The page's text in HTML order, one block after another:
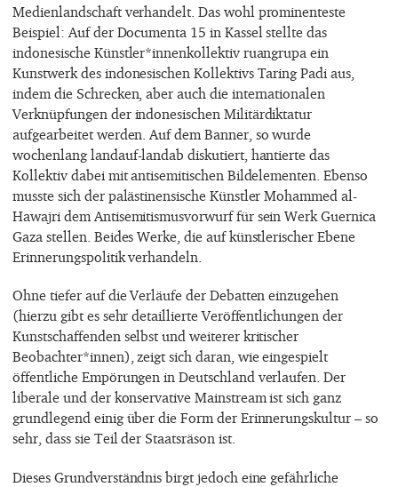
Medienlandschaft verhandelt.Das wohl prominenteste
Beispiel: Auf der Documenta 15 in Kassel stellte das
indonesische Künstler*innenkollektiv ruangrupa ein
Kunstwerk des indonesischen Kollektivs Taring Padi aus,
indem die Schrecken, aber auch die internationalen
Verknüpfungen der indonesischen Militärdiktatur
aufgearbeitet werden. Auf dem Banner, so wurde
wochenlang landauf-landab diskutiert, hantierte das
Kollektiv dabei mit antisemitischen Bildelementen. Ebenso
musste sich der palästinensische Künstler Mohammed al-
Hawajri dem Antisemitismusvorwurf für sein Werk Guernica
Gaza stellen. Beides Werke, die auf künstlerischer Ebene
Erinnerungspolitik verhandeln.
Ohne tiefer auf die Verläufe der Debatten einzugehen
(hierzu gibt es sehr detaillierte Veröffentlichungen der
Kunstschaffenden selbst und weiterer kritischer
Beobachter*innen), zeigt sich daran, wie eingespielt
öffentliche Empörungen in Deutschland verlaufen. Der
liberale und der konservative Mainstream ist sich ganz
grundlegend einig über die Form der Erinnerungskultur – so
sehr, dass sie Teil der Staatsräson ist.
Dieses Grundverständnis birgt jedoch eine gefährliche